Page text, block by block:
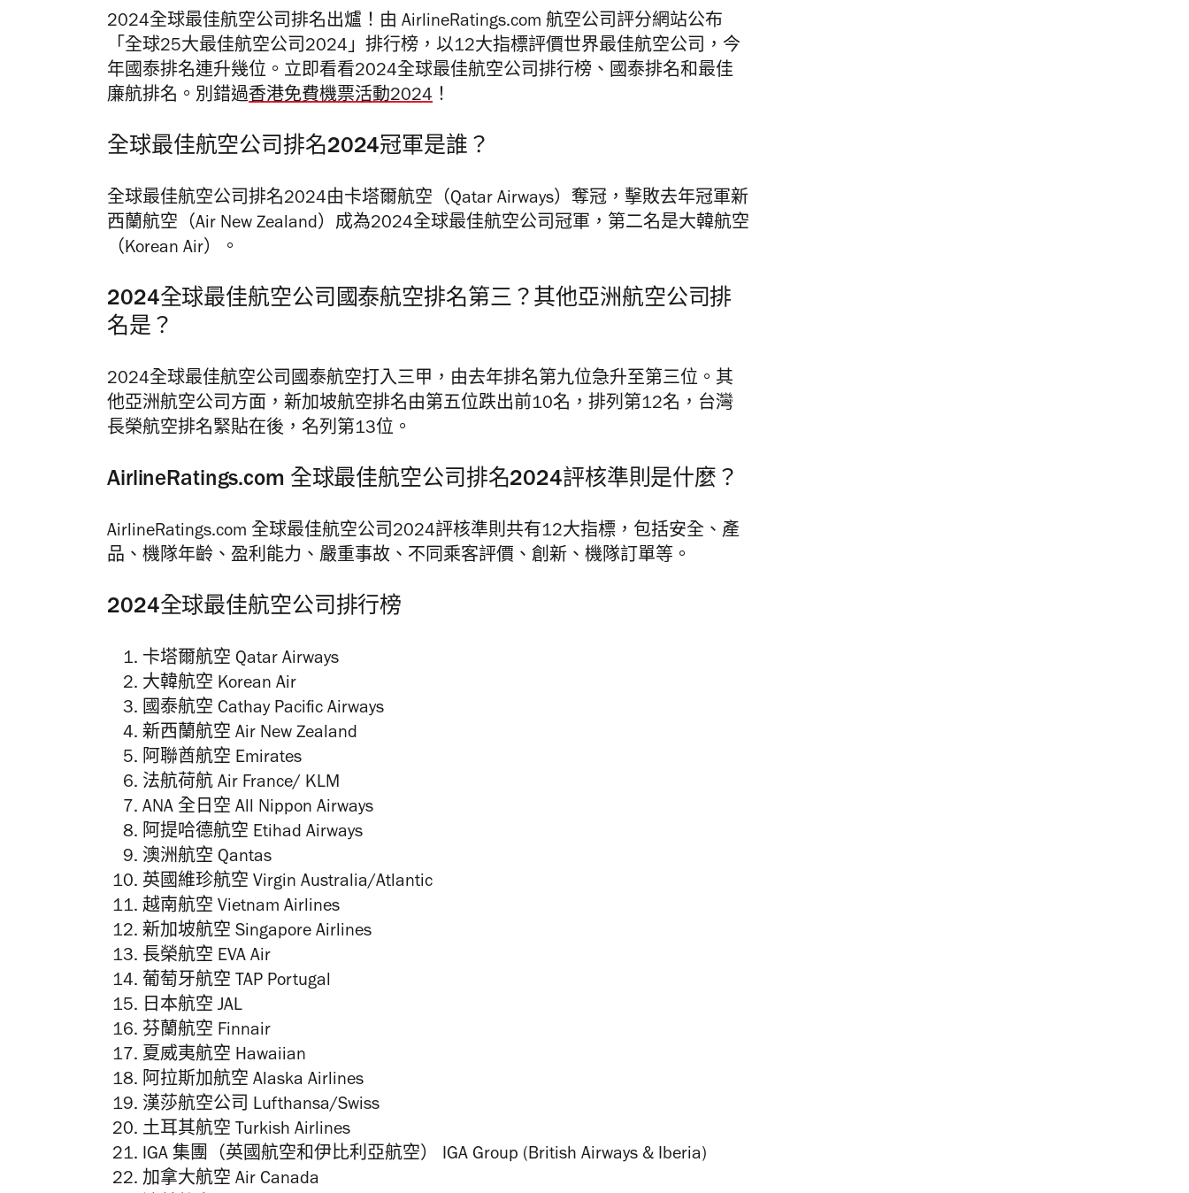
2024全球最佳航空公司排名出爐！由 AirlineRatings.com 航空公司評分網站公布
「全球25大最佳航空公司2024」排行榜，以12大指標評價世界最佳航空公司，今
年國泰排名連升幾位。立即看看2024全球最佳航空公司排行榜、國泰排名和最佳
廉航排名。別錯過香港免費機票活動2024 ！
全球最佳航空公司排名2024冠軍是誰？
全球最佳航空公司排名2024由卡塔爾航空（Qatar Airways）奪冠，擊敗去年冠軍新
西蘭航空（Air New Zealand）成為2024全球最佳航空公司冠軍，第二名是大韓航空
（Korean Air）。
2024全球最佳航空公司國泰航空排名第三？其他亞洲航空公司排
名是？
2024全球最佳航空公司國泰航空打入三甲，由去年排名第九位急升至第三位。其
他亞洲航空公司方面，新加坡航空排名由第五位跌出前10名，排列第12名，台灣
長榮航空排名緊貼在後，名列第13位。
AirlineRatings.com 全球最佳航空公司排名2024評核準則是什麼？
AirlineRatings.com 全球最佳航空公司2024評核準則共有12大指標，包括安全、產
品、機隊年齡、盈利能力、嚴重事故、不同乘客評價、創新、機隊訂單等。
2024全球最佳航空公司排行榜
卡塔爾航空 Qatar Airways
大韓航空 Korean Air
國泰航空 Cathay Pacific Airways
新西蘭航空 Air New Zealand
阿聯酋航空 Emirates
法航荷航 Air France/ KLM
ANA 全日空 All Nippon Airways
阿提哈德航空 Etihad Airways
澳洲航空 Qantas
英國維珍航空 Virgin Australia/Atlantic
越南航空 Vietnam Airlines
新加坡航空 Singapore Airlines
長榮航空 EVA Air
葡萄牙航空 TAP Portugal
日本航空 JAL
芬蘭航空 Finnair
夏威夷航空 Hawaiian
阿拉斯加航空 Alaska Airlines
漢莎航空公司 Lufthansa/Swiss
土耳其航空 Turkish Airlines
IGA 集團（英國航空和伊比利亞航空） IGA Group (British Airways & Iberia)
加拿大航空 Air Canada